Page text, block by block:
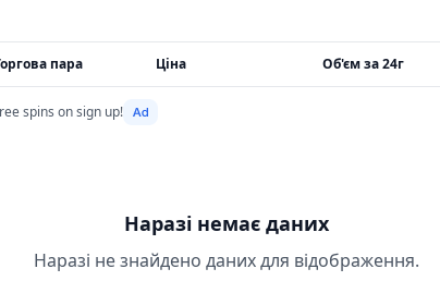
пара Ціна Об'єм за 24г
spins on sign up!
Наразі немає даних
Наразі не знайдено даних для відображення.